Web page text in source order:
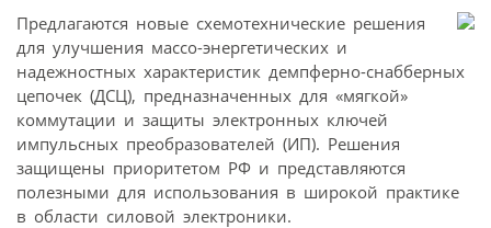
Предлагаются новые схемотехнические решения
для улучшения массо-энергетических и
надежностных характеристик демпферно-снабберных
цепочек (ДСЦ), предназначенных для «мягкой»
коммутации и защиты электронных ключей
импульсных преобразователей (ИП). Решения
защищены приоритетом РФ и представляются
полезными для использования в широкой практике
в области силовой электроники.